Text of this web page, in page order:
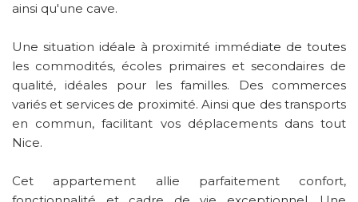
ainsi qu'une cave.
Une situation idéale à proximité immédiate de toutes
les commodités, écoles primaires et secondaires de
qualité, idéales pour les familles. Des commerces
variés et services de proximité. Ainsi que des transports
en commun, facilitant vos déplacements dans tout
Nice.
Cet appartement allie parfaitement confort,